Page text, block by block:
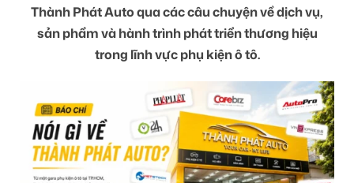
Thành Phát Auto qua các câu chuyện về dịch vụ,
sản phẩm và hành trình phát triển thương hiệu
trong lĩnh vực phụ kiện ô tô.